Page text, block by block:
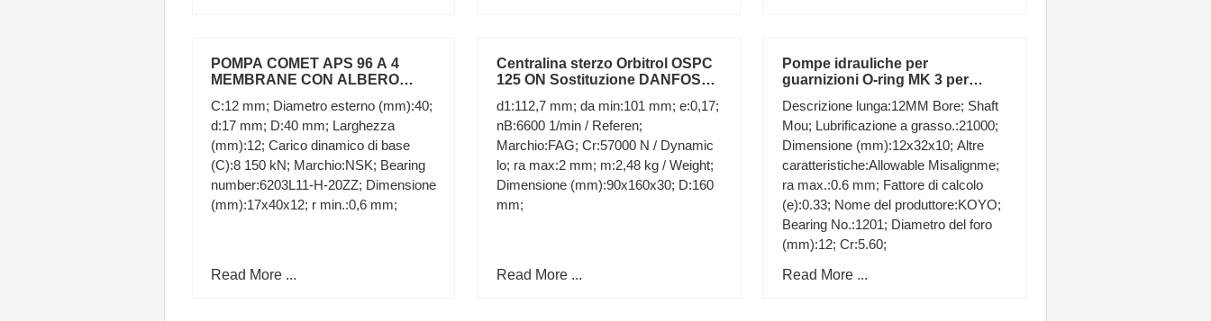
POMPA COMET APS 96 A 4
MEMBRANE CON ALBERO
C:12 mm; Diametro esterno (mm):40;
d:17 mm; D:40 mm; Larghezza
(mm):12; Carico dinamico di base
(C):8 150 kN; Marchio:NSK; Bearing
number:6203L11-H-20ZZ; Dimensione
(mm):17x40x12; r min.:0,6 mm;
Read More ...
Centralina sterzo Orbitrol OSPC
125 ON Sostituzione DANFOSS
d1:112,7 mm; da min:101 mm; e:0,17;
nB:6600 1/min / Referen;
Marchio:FAG; Cr:57000 N / Dynamic
lo; ra max:2 mm; m:2,48 kg / Weight;
Dimensione (mm):90x160x30; D:160
mm;
Read More ...
Pompe idrauliche per
guarnizioni O-ring MK 3 per
Descrizione lunga:12MM Bore; Shaft
Mou; Lubrificazione a grasso.:21000;
Dimensione (mm):12x32x10; Altre
caratteristiche:Allowable Misalignme;
ra max.:0.6 mm; Fattore di calcolo
(e):0.33; Nome del produttore:KOYO;
Bearing No.:1201; Diametro del foro
(mm):12; Cr:5.60;
Read More ...